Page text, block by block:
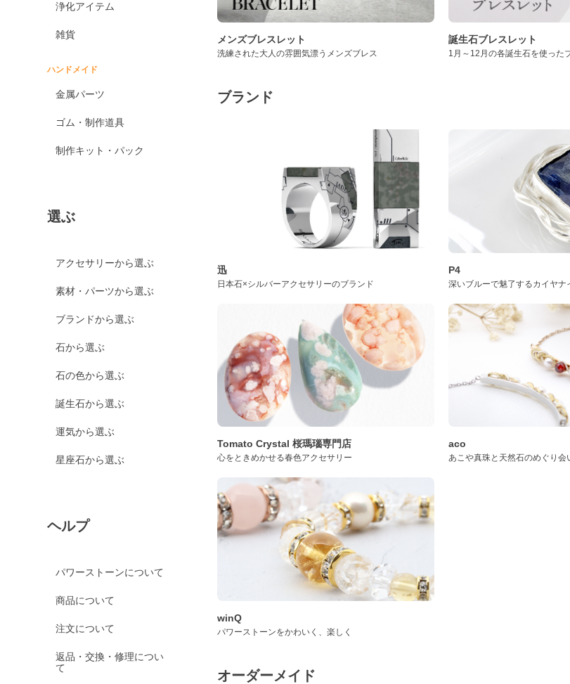
浄化アイテム
雑貨
ハンドメイド
金属パーツ
ゴム・制作道具
制作キット・パック
選ぶ
アクセサリーから選ぶ
素材・パーツから選ぶ
ブランドから選ぶ
石から選ぶ
石の色から選ぶ
誕生石から選ぶ
運気から選ぶ
星座石から選ぶ
ヘルプ
パワーストーンについて
商品について
注文について
返品・交換・修理につい
て
メンズブレスレット
洗練された大人の雰囲気漂うメンズブレス
誕生石ブレスレット
1月～12月の各誕生石を使った
ブランド
迅
日本石×シルバーアクセサリーのブランド
P4
深いブルーで魅了するカイヤナ
Tomato Crystal 桜瑪瑙専門店
心をときめかせる春色アクセサリー
aco
あこや真珠と天然石のめぐり会
winQ
パワーストーンをかわいく、楽しく
オーダーメイド